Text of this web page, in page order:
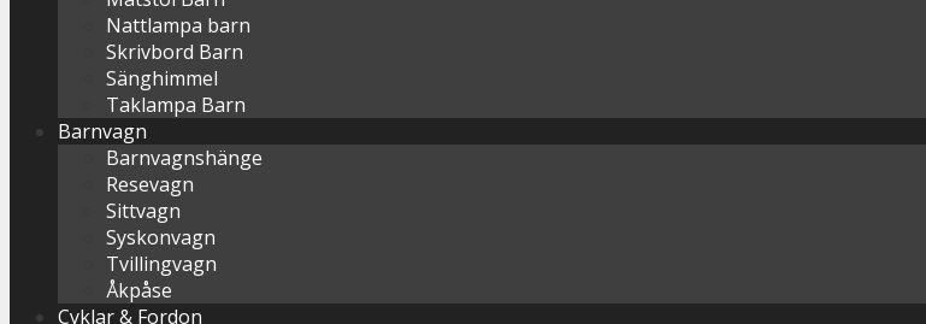
Nattlampa barn
Skrivbord Barn
Sänghimmel
Taklampa Barn
Barnvagn
Barnvagnshänge
Resevagn
Sittvagn
Syskonvagn
Tvillingvagn
Åkpåse
Cyklar & Fordon